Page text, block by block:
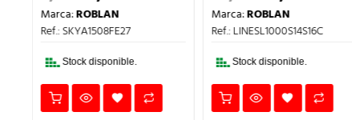
PRECIO
ORIGINAL
ERA:
PRECIO
ES:
Marca:ROBLAN
Ref.: SKYA1508FE27
Stock disponible.
PRECIO
ORIGINAL
ERA: ES:
Marca:ROBLAN
Ref.: LINESL1000S14S16C
Stock disponible.